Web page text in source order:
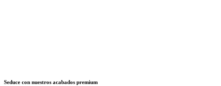
Seduce con nuestros acabados premium